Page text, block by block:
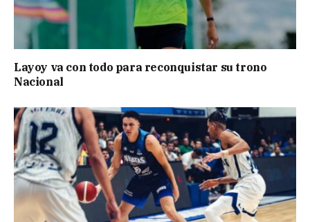
Layoy va con todo para reconquistar su trono
Nacional